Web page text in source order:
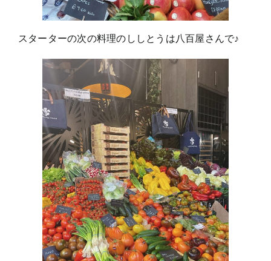
スターターの次の料理のししとうは八百屋さんで♪